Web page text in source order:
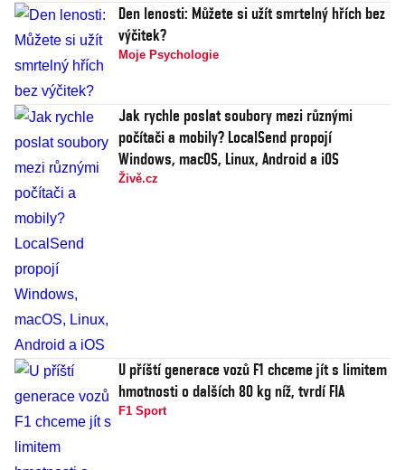
Den lenosti: Můžete si užít smrtelný hřích bez
výčitek?
Moje Psychologie
Jak rychle poslat soubory mezi různými
počítači a mobily? LocalSend propojí
Windows, macOS, Linux, Android a iOS
Živě.cz
U příští generace vozů F1 chceme jít s limitem
hmotnosti o dalších 80 kg níž, tvrdí FIA
F1 Sport